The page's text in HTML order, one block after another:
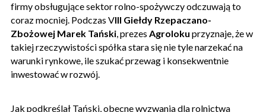
firmy obsługujące sektor rolno-spożywczy odczuwają to
coraz mocniej. Podczas VIII Giełdy Rzepaczano-
Zbożowej Marek Tański, prezes Agroloku przyznaje, że w
takiej rzeczywistości spółka stara się nie tyle narzekać na
warunki rynkowe, ile szukać przewag i konsekwentnie
inwestować w rozwój.
Jak podkreślał Tański, obecne wyzwania dla rolnictwa